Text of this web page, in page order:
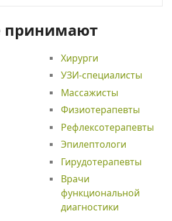
принимают
Хирурги
УЗИ-специалисты
Массажисты
Физиотерапевты
Рефлексотерапевты
Эпилептологи
Гирудотерапевты
Врачи
функциональной
диагностики